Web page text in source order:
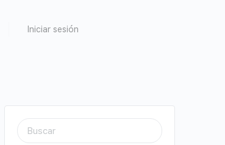
Iniciar sesión